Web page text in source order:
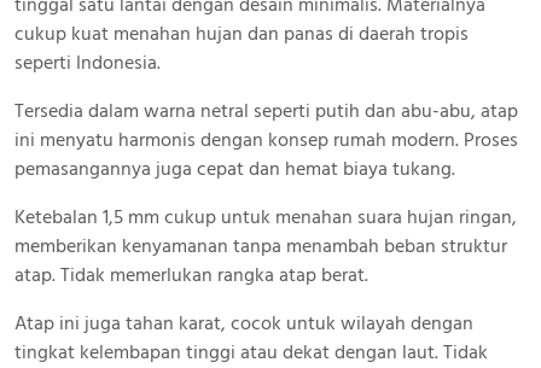
cukup kuat menahan hujan dan panas di daerah tropis
seperti Indonesia.
Tersedia dalam warna netral seperti putih dan abu-abu, atap
ini menyatu harmonis dengan konsep rumah modern. Proses
pemasangannya juga cepat dan hemat biaya tukang.
Ketebalan 1,5 mm cukup untuk menahan suara hujan ringan,
memberikan kenyamanan tanpa menambah beban struktur
atap. Tidak memerlukan rangka atap berat.
Atap ini juga tahan karat, cocok untuk wilayah dengan
tingkat kelembapan tinggi atau dekat dengan laut. Tidak